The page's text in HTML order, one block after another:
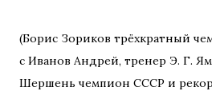
(Борис Зориков трёхкратный
с Иванов Андрей, тренер Э. Г.
Шершень чемпион СССР и